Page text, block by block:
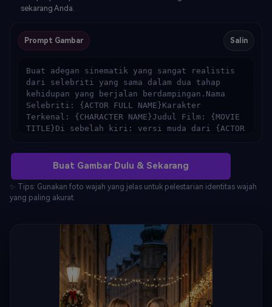
sekarang Anda.
Prompt Gambar Salin
Buat adegan sinematik yang sangat realistis
dari selebriti yang sama dalam dua tahap
kehidupan yang berjalan berdampingan.Nama
Selebriti: {ACTOR FULL NAME}Karakter
Terkenal: {CHARACTER NAME}Judul Film: {MOVIE
TITLE}Di sebelah kiri: versi muda dari {ACTOR
{MOVIE TITLE}, berdasarkan gambar referensi
pertama, mengenakan pakaian film ikonik dari
peran tersebut, usia akurat, kemiripan wajah
yang detail, fitur muda yang lembut.Di
sebelah kanan: versi masa kini dari {ACTOR
struktur wajah yang matang, kerutan alami,
pakaian modern yang mencerminkan kepribadian
mereka saat ini.Keduanya berjalan bersama di
jalan Eropa yang nyaman saat musim dingin,
dihiasi lampu Natal, lampu peri emas yang
hangat, karangan bunga di tiang lampu, salju
ringan di tanah, kedalaman bidang
Buat Gambar Dulu & Sekarang
✨ Tips: Gunakan foto wajah yang jelas untuk pelestarian identitas wajah
yang paling akurat.